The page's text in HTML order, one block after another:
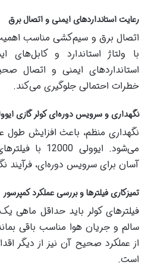
رعایت استانداردهای ایمنی و اتصال برق
با ولتاژ استاندارد و
استانداردهای ایمنی و اتصال
خطرات احتمالی جلوگیری می‌کند.
نگهداری و سرویس دوره‌ای کولر گازی
نگهداری منظم، باعث افزایش طول
می‌شود.
آسان برای سرویس دوره‌ای، فرآیند
تمیزکاری فیلترها و بررسی عملکرد کمپرسور
فیلترهای کولر باید حداقل ماهی
سالم و جریان هوا مناسب باقی
از عملکرد صحیح آن نیز از دیگر
است.